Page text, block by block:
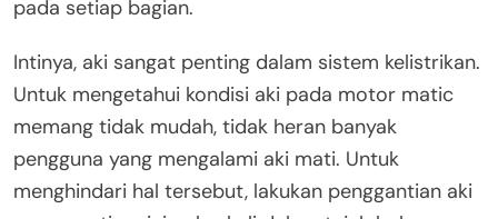
pada setiap bagian.
Intinya, aki sangat penting dalam sistem kelistrikan.
Untuk mengetahui kondisi aki pada motor matic
memang tidak mudah, tidak heran banyak
pengguna yang mengalami aki mati. Untuk
menghindari hal tersebut, lakukan penggantian aki